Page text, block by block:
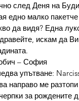
след Деня на
едно малко
да видя? Една
искам да
– София
упътване:
направо ме
за рождените